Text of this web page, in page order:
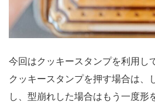
今回はクッキースタンプを利用し
クッキースタンプを押す場合は、
し、型崩れした場合はもう一度